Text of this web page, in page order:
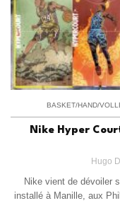
BASKET/HAND/
Nike Hyper
Hugo
Nike vient de dévoiler
installé à Manille, aux